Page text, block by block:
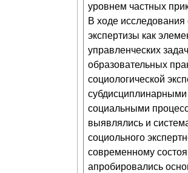
уровнем частных
В ходе исследования
экспертизы как
управленческих
образовательных
социологической
социальными
выявлялись и
социольного
современному
апробировались